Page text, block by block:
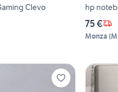
Clevo
hp
75 €
Monza (